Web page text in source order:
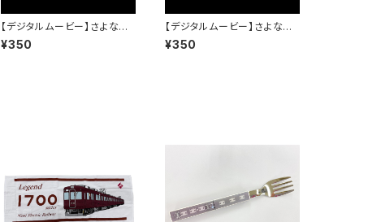
【デジタルムービー】さよなら3
100系～僕は君を忘れない～
PART-3
¥350
【デジタルムービー】さよなら3
100系～僕は君を忘れない～
PART-4
¥350